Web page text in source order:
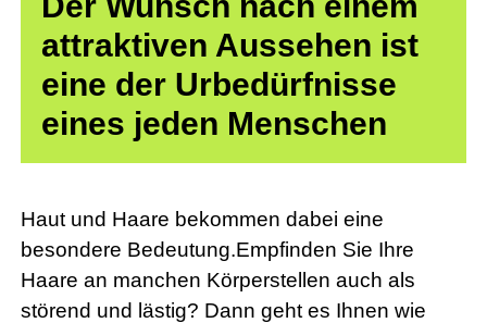
attraktiven Aussehen ist
eine der Urbedürfnisse
eines jeden Menschen
Haut und Haare bekommen dabei eine
besondere Bedeutung.Empfinden Sie Ihre
Haare an manchen Körperstellen auch als
störend und lästig? Dann geht es Ihnen wie